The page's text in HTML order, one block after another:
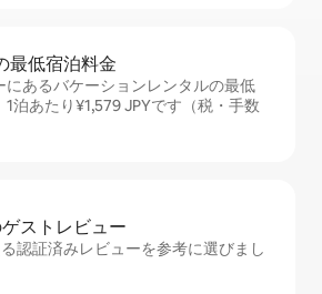
最⁠低⁠宿⁠泊⁠料⁠金
にあるバケーションレンタルの最低
泊あたり¥1,579 JPYです（税・手数
ス⁠ト⁠レ⁠ビ⁠ュ⁠ー
認証済みレビューを参考に選びまし